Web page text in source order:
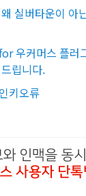
실버타운이 아
우커머스 플러
립니다.
키오류